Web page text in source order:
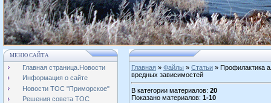
МЕНЮ САЙТА
Главная страница.Новости
Информация о сайте
Новости ТОС "Приморское"
Решения совета ТОС
Главная » Файлы » Статьи » Профилактика
вредных зависимостей
В категории материалов: 20
Показано материалов: 1-10